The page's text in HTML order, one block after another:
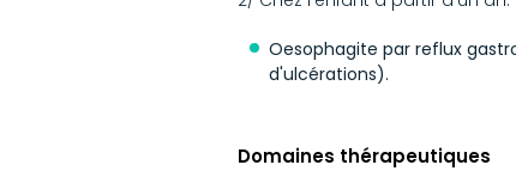
Oesophagite par reflux
d'ulcérations).
Domaines thérapeutiques